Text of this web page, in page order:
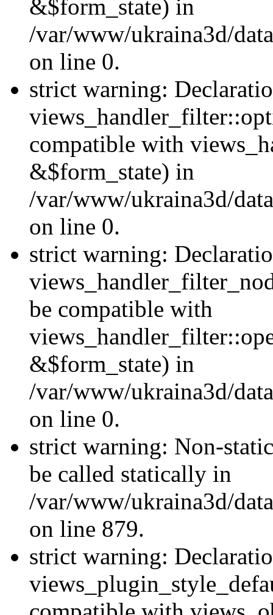
&$form_state) in
/var/www/ukraina3d/
on line 0.
strict warning:
compatible with
&$form_state) in
/var/www/ukraina3d/
on line 0.
strict warning:
be compatible with
&$form_state) in
/var/www/ukraina3d/
on line 0.
strict warning: Non-
be called statically in
/var/www/ukraina3d/
on line 879.
strict warning: